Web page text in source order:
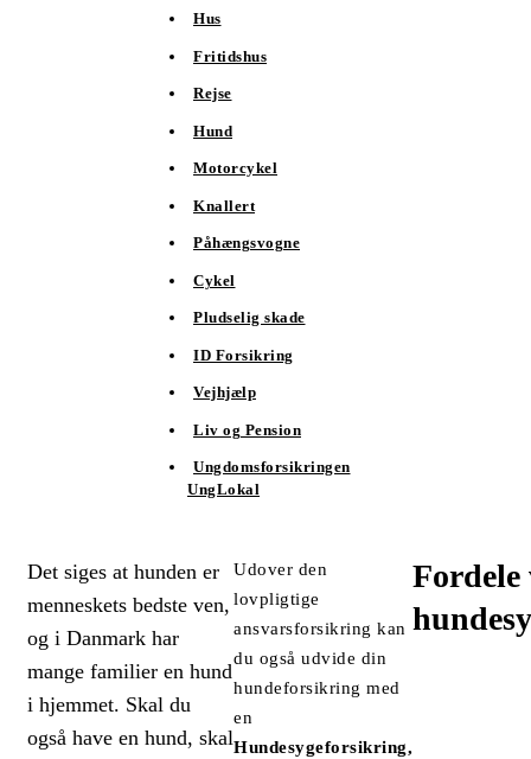
Hus
Fritidshus
Rejse
Hund
Motorcykel
Knallert
Påhængsvogne
Cykel
Pludselig skade
ID Forsikring
Vejhjælp
Liv og Pension
Ungdomsforsikringen
UngLokal
Det siges at hunden er
menneskets bedste ven,
og i Danmark har
mange familier en hund
i hjemmet. Skal du
også have en hund, skal
Udover den
lovpligtige
ansvarsforsikring kan
du også udvide din
hundeforsikring med
en
Hundesygeforsikring,
Fordele